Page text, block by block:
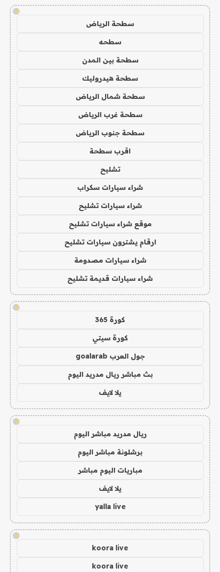
!
سطحة الرياض
سطحه
سطحة بين المدن
سطحة هيدروليك
سطحة شمال الرياض
سطحة غرب الرياض
سطحة جنوب الرياض
اقرب سطحة
تشليح
شراء سيارات سكراب
شراء سيارات تشليح
موقع شراء سيارات تشليح
ارقام يشترون سيارات تشليح
شراء سيارات مصدومة
شراء سيارات قديمة تشليح
!
كورة 365
كورة سيتي
جول العرب goalarab
بث مباشر ريال مدريد اليوم
يلا لايف
!
ريال مدريد مباشر اليوم
برشلونة مباشر اليوم
مباريات اليوم مباشر
يلا لايف
yalla live
!
koora live
koora live